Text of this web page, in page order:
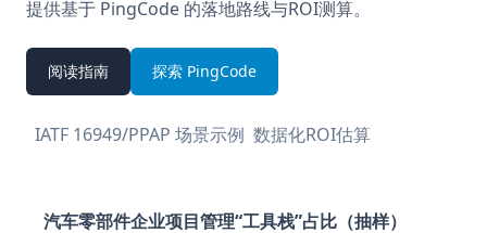
提供基于 PingCode 的落地路线与ROI测算。
阅读指南 探索 PingCode
IATF 16949/PPAP 场景示例 数据化ROI估算
汽车零部件企业项目管理“工具栈”占比（抽样）